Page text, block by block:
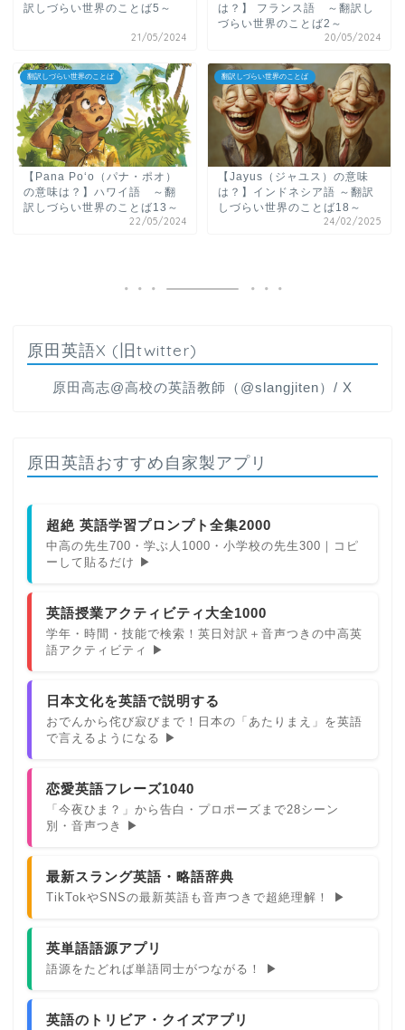
訳しづらい世界のことば5～
21/05/2024
は？】 フランス語 ～翻訳し
づらい世界のことば2～
20/05/2024
翻訳しづらい世界のことば
【Pana Poʻo（パナ・ポオ）
の意味は？】ハワイ語 ～翻
訳しづらい世界のことば13～
22/05/2024
翻訳しづらい世界のことば
【Jayus（ジャユス）の意味
は？】インドネシア語 ～翻訳
しづらい世界のことば18～
24/02/2025
原田英語X (旧twitter)
原田高志@高校の英語教師（@slangjiten）/ X
原田英語おすすめ自家製アプリ
超絶 英語学習プロンプト全集2000
中高の先生700・学ぶ人1000・小学校の先生300｜コピ
ーして貼るだけ ▶
英語授業アクティビティ大全1000
学年・時間・技能で検索！英日対訳＋音声つきの中高英
語アクティビティ ▶
日本文化を英語で説明する
おでんから侘び寂びまで！日本の「あたりまえ」を英語
で言えるようになる ▶
恋愛英語フレーズ1040
「今夜ひま？」から告白・プロポーズまで28シーン
別・音声つき ▶
最新スラング英語・略語辞典
TikTokやSNSの最新英語も音声つきで超絶理解！ ▶
英単語語源アプリ
語源をたどれば単語同士がつながる！ ▶
英語のトリビア・クイズアプリ